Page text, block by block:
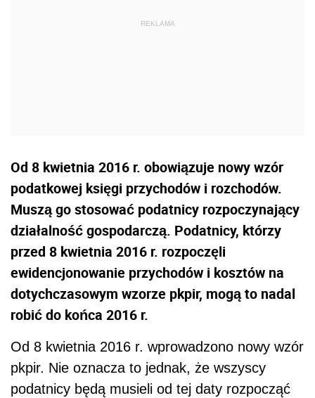
Od 8 kwietnia 2016 r. obowiązuje nowy wzór
podatkowej księgi przychodów i rozchodów.
Muszą go stosować podatnicy rozpoczynający
działalność gospodarczą. Podatnicy, którzy
przed 8 kwietnia 2016 r. rozpoczęli
ewidencjonowanie przychodów i kosztów na
dotychczasowym wzorze pkpir, mogą to nadal
robić do końca 2016 r.
Od 8 kwietnia 2016 r. wprowadzono nowy wzór
pkpir. Nie oznacza to jednak, że wszyscy
podatnicy będą musieli od tej daty rozpocząć